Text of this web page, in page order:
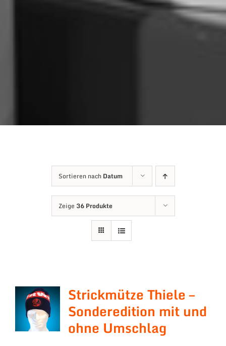
Sortieren nach Datum
Zeige 36 Produkte
Strickmütze Thiele –
Sonderedition mit und
ohne Umschlag